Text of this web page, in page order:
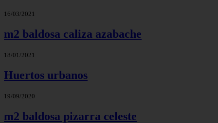
16/03/2021
m2 baldosa caliza azabache
18/01/2021
Huertos urbanos
19/09/2020
m2 baldosa pizarra celeste